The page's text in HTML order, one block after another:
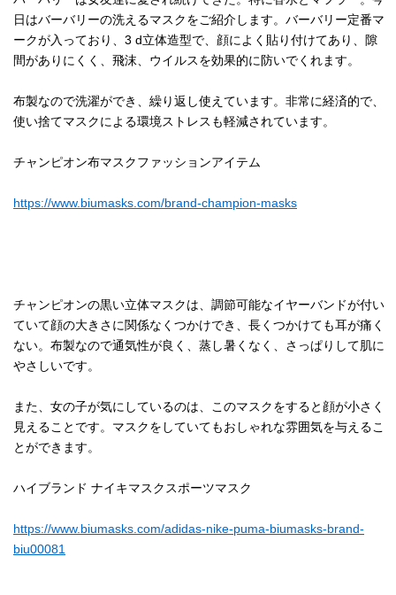
日はバーバリーの洗えるマスクをご紹介します。バーバリー定番マ
ークが入っており、3 d立体造型で、顔によく貼り付けてあり、隙
間がありにくく、飛沫、ウイルスを効果的に防いでくれます。
布製なので洗濯ができ、繰り返し使えています。非常に経済的で、
使い捨てマスクによる環境ストレスも軽減されています。
チャンピオン布マスクファッションアイテム
https://www.biumasks.com/brand-champion-masks
チャンピオンの黒い立体マスクは、調節可能なイヤーバンドが付い
ていて顔の大きさに関係なくつかけでき、長くつかけても耳が痛く
ない。布製なので通気性が良く、蒸し暑くなく、さっぱりして肌に
やさしいです。
また、女の子が気にしているのは、このマスクをすると顔が小さく
見えることです。マスクをしていてもおしゃれな雰囲気を与えるこ
とができます。
ハイブランド ナイキマスクスポーツマスク
https://www.biumasks.com/adidas-nike-puma-biumasks-brand-
biu00081